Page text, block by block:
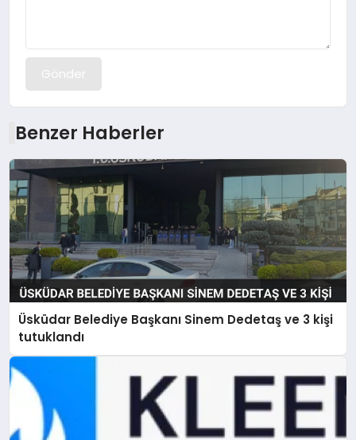
Gönder
Benzer Haberler
Üsküdar Belediye Başkanı Sinem Dedetaş ve 3 kişi
tutuklandı